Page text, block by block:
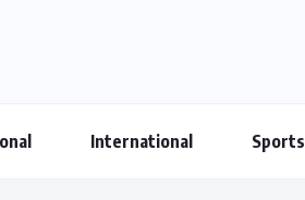
International Sports